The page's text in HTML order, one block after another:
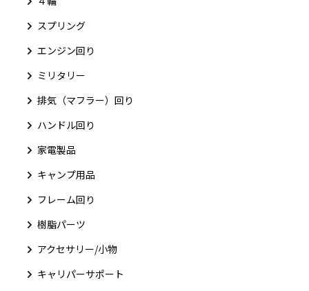
スプリング
エンジン回り
ミリタリー
排気（マフラー）回り
ハンドル回り
家電製品
キャンプ用品
フレーム回り
樹脂パーツ
アクセサリー/小物
キャリパーサポート